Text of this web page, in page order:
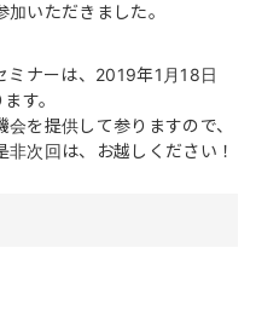
いただきました。
ナーは、2019年1月18日
す。
を提供して参りますので、
次回は、お越しください！